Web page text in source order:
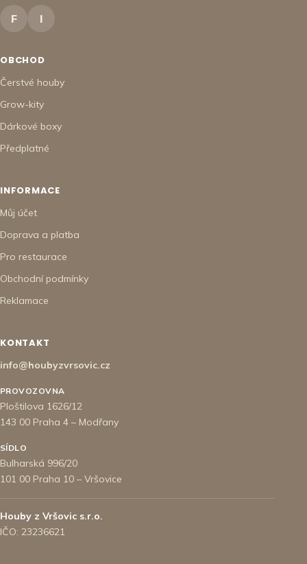
F I
OBCHOD
Čerstvé houby
Grow-kity
Dárkové boxy
Předplatné
INFORMACE
Můj účet
Doprava a platba
Pro restaurace
Obchodní podmínky
Reklamace
KONTAKT
info@houbyzvrsovic.cz
PROVOZOVNA
Ploštilova 1626/12
143 00 Praha 4 – Modřany
SÍDLO
Bulharská 996/20
101 00 Praha 10 – Vršovice
Houby z Vršovic s.r.o.
IČO: 23236621